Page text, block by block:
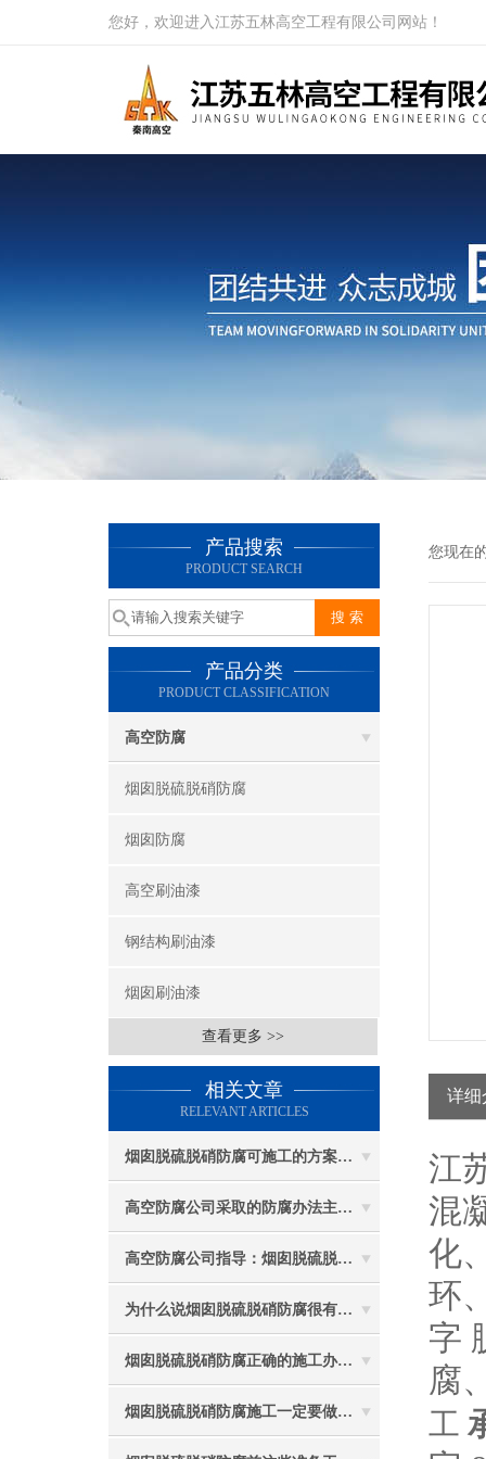
您好，欢迎进入江苏五林高空工程有限公司网站！
产品搜索
PRODUCT SEARCH
产品分类
PRODUCT CLASSIFICATION
高空防腐
烟囱脱硫脱硝防腐
烟囱防腐
高空刷油漆
钢结构刷油漆
烟囱刷油漆
查看更多 >>
相关文章
RELEVANT ARTICLES
烟囱脱硫脱硝防腐可施工的方案都有哪些？
高空防腐公司采取的防腐办法主要有哪些？
高空防腐公司指导：烟囱脱硫脱硝防腐施工要注意些什么？
为什么说烟囱脱硫脱硝防腐很有必要
烟囱脱硫脱硝防腐正确的施工办法由高空防腐公司说与你听
烟囱脱硫脱硝防腐施工一定要做好防护工作
您现在
详细
江
混
化
环
字
腐
工